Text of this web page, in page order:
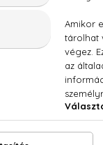
neroli,